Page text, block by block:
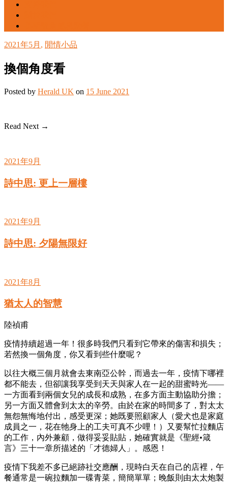
2021年5月 , 閒情小品
換個角度看
Posted by Herald UK on 15 June 2021
Read Next →
2021年9月
詩中思: 更上一層樓
2021年9月
詩中思: 夕陽無限好
2021年8月
猶太人的智慧
陸禎甫
疫情持續超過一年！很多時我們只看到它帶來的傷害和損失；
若然換一個角度，你又看到些什麼呢？
以往大概三個月就會去東南亞公幹，而過去一年，疫情下哪裡
都不能去，但卻讓我享受到天天與家人在一起的甜蜜時光——
一方面看到兩個女兒的成長和成熟，在多方面主動協助分擔；
另一方面又體會到太太的辛勞。由於在家的時間多了，對太太
無怨無悔地付出，感受更深；她既要照顧家人（愛犬也是家庭
成員之一，花在牠身上的工夫可真不少哩！）又要幫忙拉麵店
的工作，內外兼顧，做得妥妥貼貼，她確實就是《聖經•箴
言》三十一章所描述的「才德婦人」。感恩！
疫情下我差不多已絕跡社交應酬，現時白天在自己的店裡，午
餐通常是一碗拉麵加一碟青菜，簡簡單單；晚飯則由太太炮製